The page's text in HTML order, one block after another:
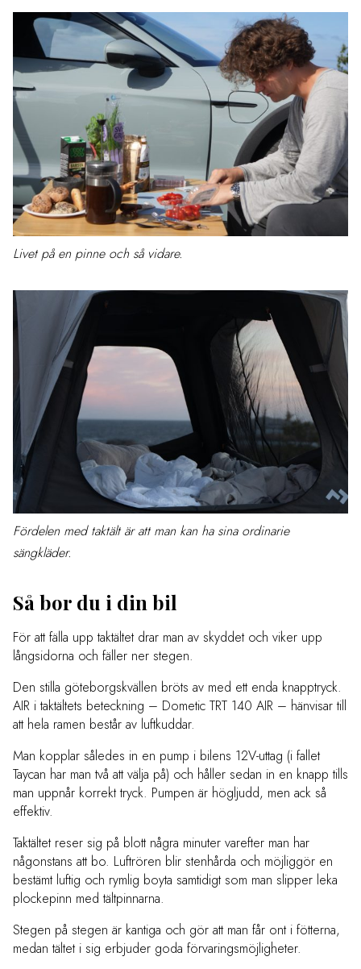
Livet på en pinne och så vidare.
Fördelen med taktält är att man kan ha sina ordinarie
sängkläder.
Så bor du i din bil
För att fälla upp taktältet drar man av skyddet och viker upp
långsidorna och fäller ner stegen.
Den stilla göteborgskvällen bröts av med ett enda knapptryck.
AIR i taktältets beteckning – Dometic TRT 140 AIR – hänvisar till
att hela ramen består av luftkuddar.
Man kopplar således in en pump i bilens 12V-uttag (i fallet
Taycan har man två att välja på) och håller sedan in en knapp tills
man uppnår korrekt tryck. Pumpen är högljudd, men ack så
effektiv.
Taktältet reser sig på blott några minuter varefter man har
någonstans att bo. Luftrören blir stenhårda och möjliggör en
bestämt luftig och rymlig boyta samtidigt som man slipper leka
plockepinn med tältpinnarna.
Stegen på stegen är kantiga och gör att man får ont i fötterna,
medan tältet i sig erbjuder goda förvaringsmöjligheter.